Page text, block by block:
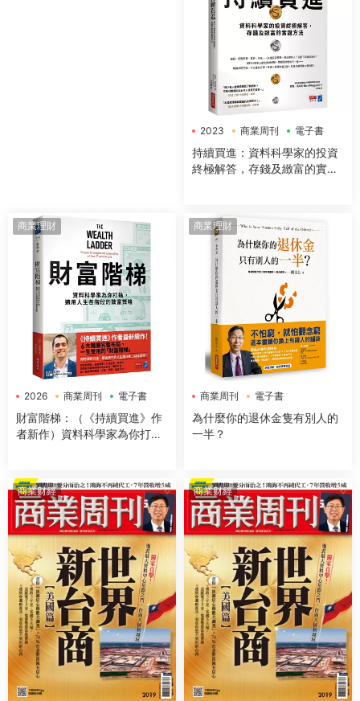
2023 商業周刊 電子書
持續買進：資料科學家的投資
終極解答，存錢及緻富的實證
商業理財
2026 商業周刊 電子書
財富階梯：（《持續買進》作
者新作）資料科學家為你打
商業理財
商業周刊 電子書
為什麼你的退休金隻有別人的
一半？
商業财經 商業财經